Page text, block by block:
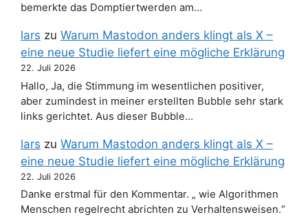
bemerkte das Domptiertwerden am…
lars zu Warum Mastodon anders klingt als X –
eine neue Studie liefert eine mögliche Erklärung
22. Juli 2026
Hallo, Ja, die Stimmung im wesentlichen positiver,
aber zumindest in meiner erstellten Bubble sehr stark
links gerichtet. Aus dieser Bubble…
lars zu Warum Mastodon anders klingt als X –
eine neue Studie liefert eine mögliche Erklärung
22. Juli 2026
Danke erstmal für den Kommentar. „ wie Algorithmen
Menschen regelrecht abrichten zu Verhaltensweisen.“